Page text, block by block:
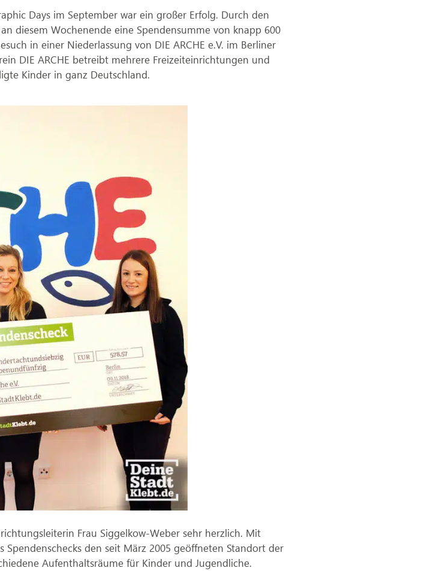
Days im September war ein großer Erfolg. Durch den
diesem Wochenende eine Spendensumme von knapp 600
in einer Niederlassung von DIE ARCHE e.V. im Berliner
DIE ARCHE betreibt mehrere Freizeiteinrichtungen und
Kinder in ganz Deutschland.
Frau Siggelkow-Weber sehr herzlich. Mit
den seit März 2005 geöffneten Standort der
Aufenthaltsräume für Kinder und Jugendliche.